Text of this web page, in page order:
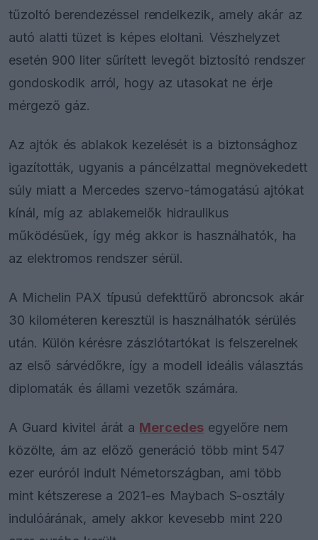
tűzoltó berendezéssel rendelkezik, amely akár az
autó alatti tüzet is képes eloltani. Vészhelyzet
esetén 900 liter sűrített levegőt biztosító rendszer
gondoskodik arról, hogy az utasokat ne érje
mérgező gáz.
Az ajtók és ablakok kezelését is a biztonsághoz
igazították, ugyanis a páncélzattal megnövekedett
súly miatt a Mercedes szervo-támogatású ajtókat
kínál, míg az ablakemelők hidraulikus
működésűek, így még akkor is használhatók, ha
az elektromos rendszer sérül.
A Michelin PAX típusú defekttűrő abroncsok akár
30 kilométeren keresztül is használhatók sérülés
után. Külön kérésre zászlótartókat is felszerelnek
az első sárvédőkre, így a modell ideális választás
diplomaták és állami vezetők számára.
A Guard kivitel árát a Mercedesegyelőre nem
közölte, ám az előző generáció több mint 547
ezer euróról indult Németországban, ami több
mint kétszerese a 2021-es Maybach S-osztály
indulóárának, amely akkor kevesebb mint 220